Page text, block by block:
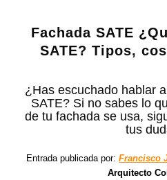
Fachada SATE
SATE? Tipos,
¿Has escuchado hablar
SATE? Si no sabes lo
de tu fachada se usa,
tus
Entrada publicada por:Francisco
Arquitecto